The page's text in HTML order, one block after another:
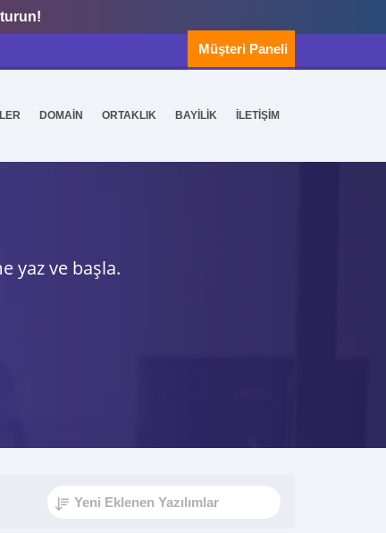
Müşteri Paneli
DOMAİN ORTAKLIK BAYİLİK İLETİŞİM
yaz ve başla.